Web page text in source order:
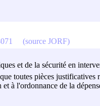
et de la sécurité en
toutes pièces justificatives
à l'ordonnance de la
(source JORF)